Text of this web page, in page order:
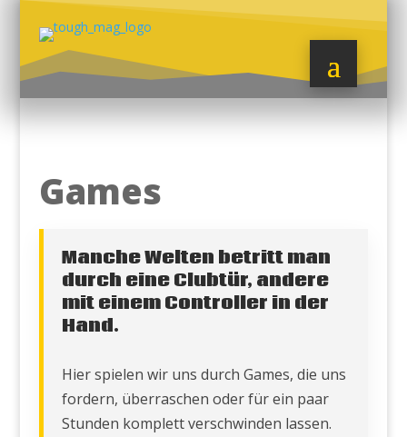
Games
Manche Welten betritt man
durch eine Clubtür, andere
mit einem Controller in der
Hand.
Hier spielen wir uns durch Games, die uns
fordern, überraschen oder für ein paar
Stunden komplett verschwinden lassen.